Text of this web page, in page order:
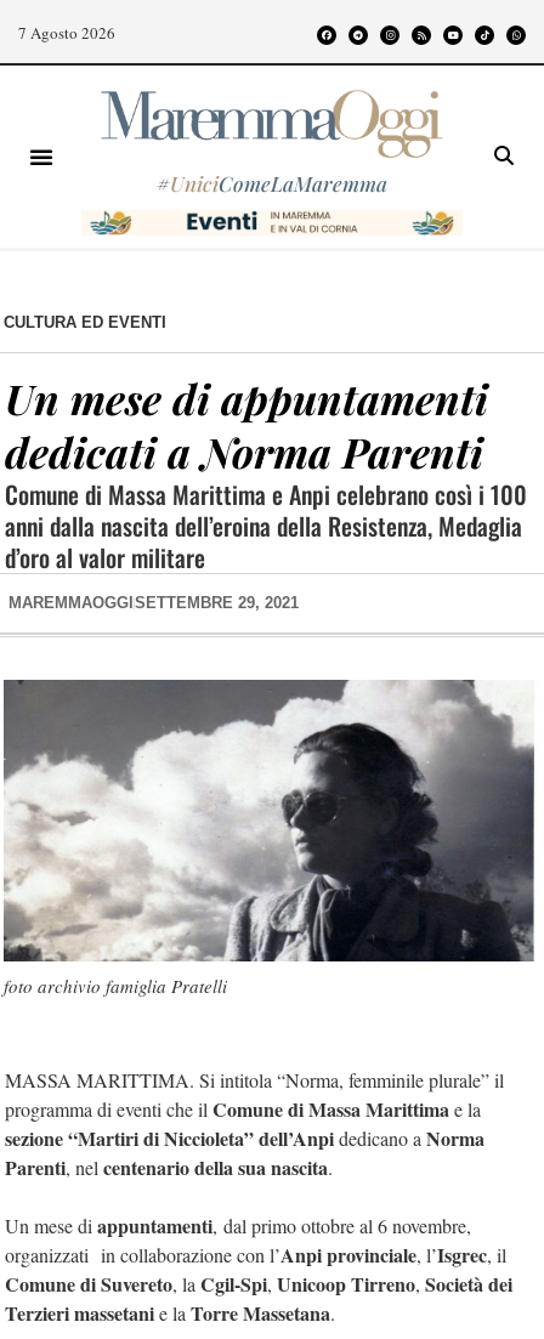
7 Agosto 2026
#UniciComeLaMaremma
CULTURA ED EVENTI
Un mese di appuntamenti
dedicati a Norma Parenti
Comune di Massa Marittima e Anpi celebrano così i 100
anni dalla nascita dell’eroina della Resistenza, Medaglia
d’oro al valor militare
MAREMMAOGGI SETTEMBRE 29, 2021
foto archivio famiglia Pratelli
MASSA MARITTIMA. Si intitola “Norma, femminile plurale” il
programma di eventi che il Comune di Massa Marittimae la
sezione “Martiri di Niccioleta” dell’Anpidedicano a Norma
Parenti, nel centenario della sua nascita.
Un mese di appuntamenti, dal primo ottobre al 6 novembre,
organizzati in collaborazione con l’Anpi provinciale, l’Isgrec, il
Comune di Suvereto, la Cgil-Spi, Unicoop Tirreno, Società dei
Terzieri massetanie la Torre Massetana.